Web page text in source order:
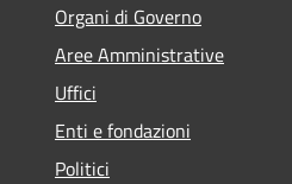
Organi di Governo
Aree Amministrative
Uffici
Enti e fondazioni
Politici